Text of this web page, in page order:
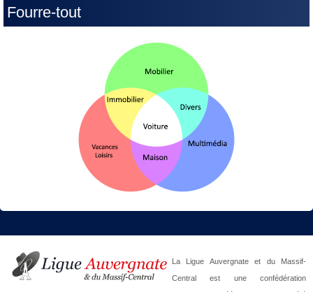
Fourre-tout
La Ligue Auvergnate et du Massif-
Central est une confédération